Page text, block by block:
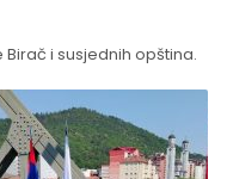
i susjednih opština.